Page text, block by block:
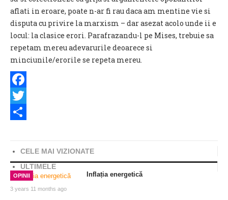
aflati in eroare, poate n-ar fi rau daca am mentine vie si
disputa cu privire la marxism – dar asezat acolo unde ii e
locul: la clasice erori. Parafrazandu-l pe Mises, trebuie sa
repetam mereu adevarurile deoarece si
minciunile/erorile se repeta mereu.
Facebook
Twitter
CELE MAI VIZIONATE
ULTIMELE
OPINII
3 years 11 months ago
Inflația energetică